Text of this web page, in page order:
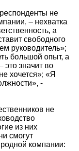
не
– нехватка
а
свободного
руководитель»;
большой опыт, а
это значит во
хочется»; «Я
-
не
из них
смогут
компании: